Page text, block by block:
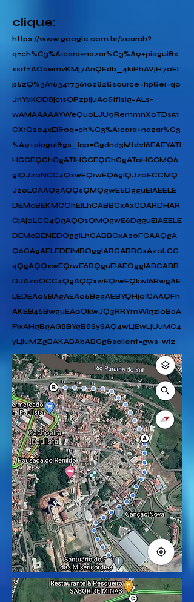
clique:
https://www.google.com.br/search?
q=ch%C3%A1cara+nazar%C3%A9+piagui&s
xsrf=AOaemvKMj7AnQEdb_4kiPhAVjH70EI
p6zQ%3A1634173610282&source=hp&ei=qo
JnYaKQD8jc1sQPzpijuAo&iflsig=ALs-
wAMAAAAAYWeQuoLJU9RemmnX0TDs51
CX1G2o4xEI&oq=ch%C3%A1cara+nazar%C3
%A9+piagui&gs_lcp=Cgdnd3Mtd2l6EAEYATI
HCCEQChCgATIHCCEQChCgAToHCCMQ6
gIQJzoNCC4QxwEQrwEQ6gIQJzoECCMQ
JzoLCAAQgAQQsQMQgwE6DgguEIAEELE
DEMcBEKMCOhEILhCABBCxAxCDARDHAR
CjAjoLCC4QgAQQsQMQgwE6DgguEIAEELE
DEMcBENEDOggILhCABBCxAzoFCAAQgA
Q6CAgAELEDEIMBOggIABCABBCxAzoLCC
4QgAQQxwEQrwE6BQguEIAEOggIABCABB
DJAzoOCC4QgAQQxwEQrwEQkwI6BwgAE
LEDEAo6BAgAEAo6BggAEBYQHjoICAAQFh
AKEB46BwguEA0QkwJQ3RRYmWlgzIoBaA
FwAHgBgAG8BYgB8SySAQ4wLjEwLjUuMC4
yLjIuMZgBAKABAbABCg&sclient=gws-wiz